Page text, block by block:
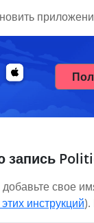
запись
свое
инструкций).